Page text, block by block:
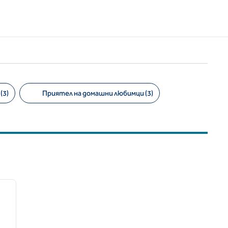
Приятел на домашни любимци (3)
следващо изображение